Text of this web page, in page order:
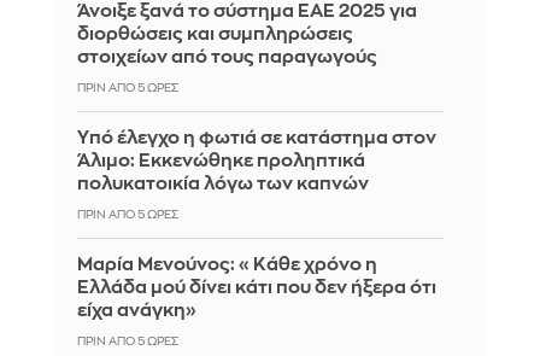
Άνοιξε ξανά το σύστημα ΕΑΕ 2025 για
διορθώσεις και συμπληρώσεις
στοιχείων από τους παραγωγούς
ΠΡΙΝ ΑΠΌ 5 ΏΡΕΣ
Yπό έλεγχο η φωτιά σε κατάστημα στον
Άλιμο: Εκκενώθηκε προληπτικά
πολυκατοικία λόγω των καπνών
ΠΡΙΝ ΑΠΌ 5 ΏΡΕΣ
Μαρία Μενούνος: «Κάθε χρόνο η
Ελλάδα μού δίνει κάτι που δεν ήξερα ότι
είχα ανάγκη»
ΠΡΙΝ ΑΠΌ 5 ΏΡΕΣ